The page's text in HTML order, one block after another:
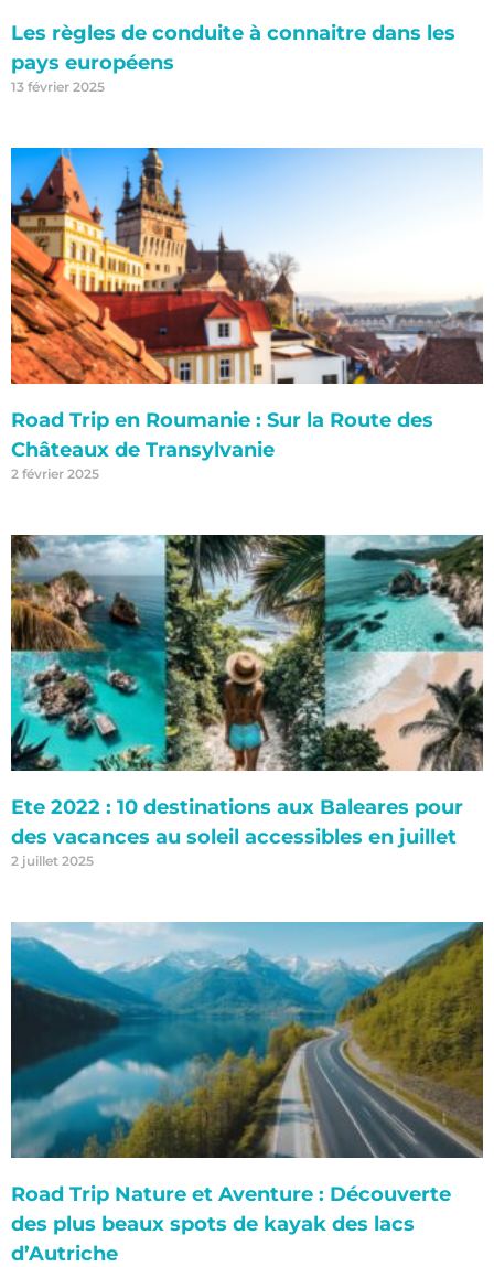
Les règles de conduite à connaitre dans les
pays européens
13 février 2025
Road Trip en Roumanie : Sur la Route des
Châteaux de Transylvanie
2 février 2025
Ete 2022 : 10 destinations aux Baleares pour
des vacances au soleil accessibles en juillet
2 juillet 2025
Road Trip Nature et Aventure : Découverte
des plus beaux spots de kayak des lacs
d’Autriche